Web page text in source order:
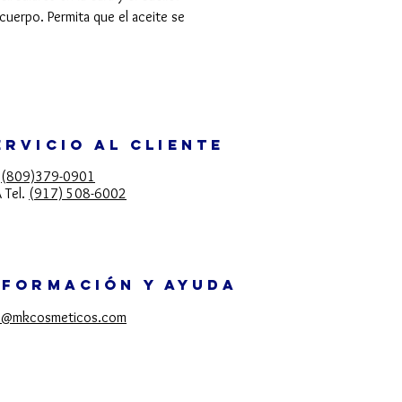
Permita que el aceite se
AL CLIENTE
(809)379-0901
Tel. (917) 508-6002
Y AYUDA